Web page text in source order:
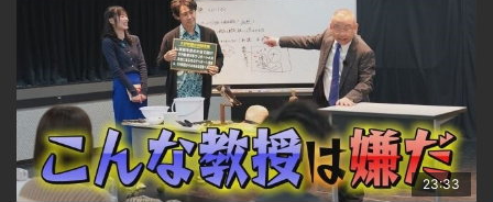
23:33